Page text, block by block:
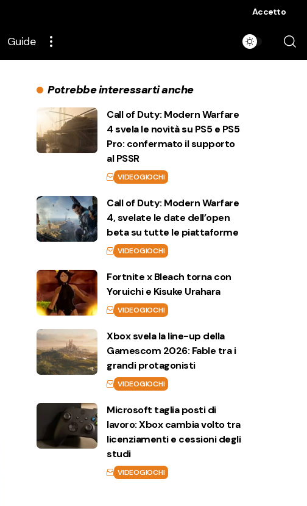
Accetto
Guide
Potrebbe interessarti anche
Call of Duty: Modern Warfare
4 svela le novità su PS5 e PS5
Pro: confermato il supporto
al PSSR
VIDEOGIOCHI
Call of Duty: Modern Warfare
4, svelate le date dell’open
beta su tutte le piattaforme
VIDEOGIOCHI
Fortnite x Bleach torna con
Yoruichi e Kisuke Urahara
VIDEOGIOCHI
Xbox svela la line-up della
Gamescom 2026: Fable tra i
grandi protagonisti
VIDEOGIOCHI
Microsoft taglia posti di
lavoro: Xbox cambia volto tra
licenziamenti e cessioni degli
studi
VIDEOGIOCHI